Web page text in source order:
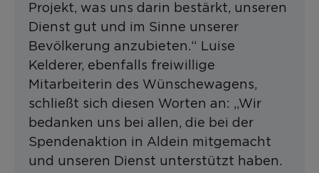
Projekt, was uns darin bestärkt, unseren
Dienst gut und im Sinne unserer
Bevölkerung anzubieten.“ Luise
Kelderer, ebenfalls freiwillige
Mitarbeiterin des Wünschewagens,
schließt sich diesen Worten an: „Wir
bedanken uns bei allen, die bei der
Spendenaktion in Aldein mitgemacht
und unseren Dienst unterstützt haben.